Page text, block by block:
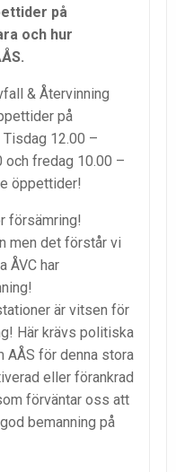
på
och hur
& Återvinning
på
Tisdag 12.00 –
och fredag 10.00 –
öppettider!
försämring!
men det förstår vi
ÅVC har
är vitsen för
Här krävs politiska
AÅS för denna stora
eller förankrad
förväntar oss att
bemanning på